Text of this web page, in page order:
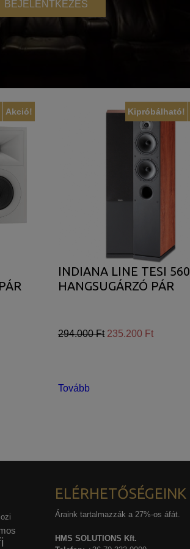
BEJELENTKEZÉS
Akció! Kipróbálható!
INDIANA LINE TESI 560
HANGSUGÁRZÓ PÁR
294.000 Ft 235.200 Ft
Tovább
ELÉRHETŐSÉGEINK
Áraink tartalmazzák a 27%-os áfát.
HMS SOLUTIONS Kft.